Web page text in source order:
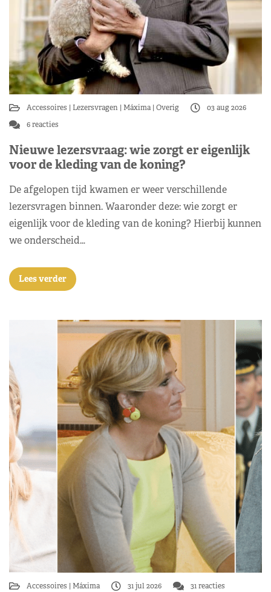
Accessoires Lezersvragen Máxima Overig
03 aug 2026
6 reacties
Nieuwe lezersvraag: wie zorgt er eigenlijk
voor de kleding van de koning?
De afgelopen tijd kwamen er weer verschillende
lezersvragen binnen. Waaronder deze: wie zorgt er
eigenlijk voor de kleding van de koning? Hierbij kunnen
we onderscheid…
Lees verder
Accessoires Máxima 31 jul 2026 31 reacties